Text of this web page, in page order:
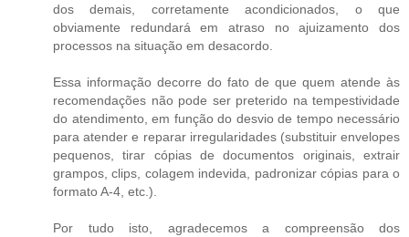
dos demais, corretamente acondicionados, o que
obviamente redundará em atraso no ajuizamento dos
processos na situação em desacordo.
Essa informação decorre do fato de que quem atende às
recomendações não pode ser preterido na tempestividade
do atendimento, em função do desvio de tempo necessário
para atender e reparar irregularidades (substituir envelopes
pequenos, tirar cópias de documentos originais, extrair
grampos, clips, colagem indevida, padronizar cópias para o
formato A-4, etc.).
Por tudo isto, agradecemos a compreensão dos